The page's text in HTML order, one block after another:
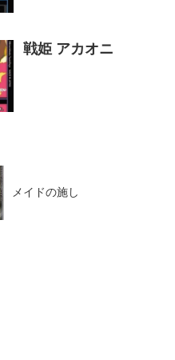
戦姫 アカオニ
メイドの施し